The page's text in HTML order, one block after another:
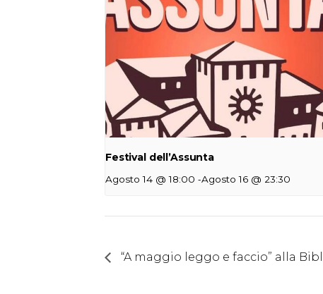
Festival dell’Assunta
Agosto 14 @ 18:00 -Agosto 16 @ 23:30
“A maggio leggo e faccio” alla